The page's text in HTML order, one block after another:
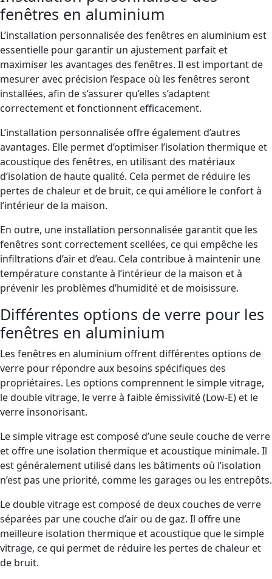
fenêtres en aluminium
L’installation personnalisée des fenêtres en aluminium est
essentielle pour garantir un ajustement parfait et
maximiser les avantages des fenêtres. Il est important de
mesurer avec précision l’espace où les fenêtres seront
installées, afin de s’assurer qu’elles s’adaptent
correctement et fonctionnent efficacement.
L’installation personnalisée offre également d’autres
avantages. Elle permet d’optimiser l’isolation thermique et
acoustique des fenêtres, en utilisant des matériaux
d’isolation de haute qualité. Cela permet de réduire les
pertes de chaleur et de bruit, ce qui améliore le confort à
l’intérieur de la maison.
En outre, une installation personnalisée garantit que les
fenêtres sont correctement scellées, ce qui empêche les
infiltrations d’air et d’eau. Cela contribue à maintenir une
température constante à l’intérieur de la maison et à
prévenir les problèmes d’humidité et de moisissure.
Différentes options de verre pour les
fenêtres en aluminium
Les fenêtres en aluminium offrent différentes options de
verre pour répondre aux besoins spécifiques des
propriétaires. Les options comprennent le simple vitrage,
le double vitrage, le verre à faible émissivité (Low-E) et le
verre insonorisant.
Le simple vitrage est composé d’une seule couche de verre
et offre une isolation thermique et acoustique minimale. Il
est généralement utilisé dans les bâtiments où l’isolation
n’est pas une priorité, comme les garages ou les entrepôts.
Le double vitrage est composé de deux couches de verre
séparées par une couche d’air ou de gaz. Il offre une
meilleure isolation thermique et acoustique que le simple
vitrage, ce qui permet de réduire les pertes de chaleur et
de bruit.